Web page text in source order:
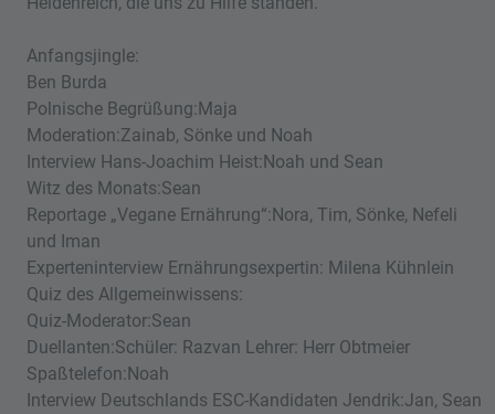
Anfangsjingle:
Ben Burda
Polnische Begrüßung:Maja
Moderation:Zainab, Sönke und Noah
Interview Hans-Joachim Heist:Noah und Sean
Witz des Monats:Sean
Reportage „Vegane Ernährung“:Nora, Tim, Sönke, Nefeli
und Iman
Experteninterview Ernährungsexpertin: Milena Kühnlein
Quiz des Allgemeinwissens:
Quiz-Moderator:Sean
Duellanten:Schüler: Razvan Lehrer: Herr Obtmeier
Spaßtelefon:Noah
Interview Deutschlands ESC-Kandidaten Jendrik:Jan, Sean